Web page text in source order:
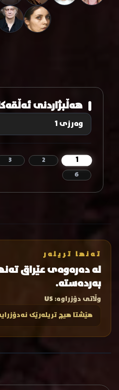
هەڵبژاردنی
1
2
3
6
تەنها تریلەر
لە دەرەوەی عێراق
بەردەستە.
وڵاتی دۆزراوە:US
هێشتا هیچ تریلەرێک